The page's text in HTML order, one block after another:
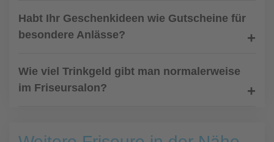
Habt Ihr Geschenkideen wie Gutscheine für
besondere Anlässe?
Wie viel Trinkgeld gibt man normalerweise
im Friseursalon?